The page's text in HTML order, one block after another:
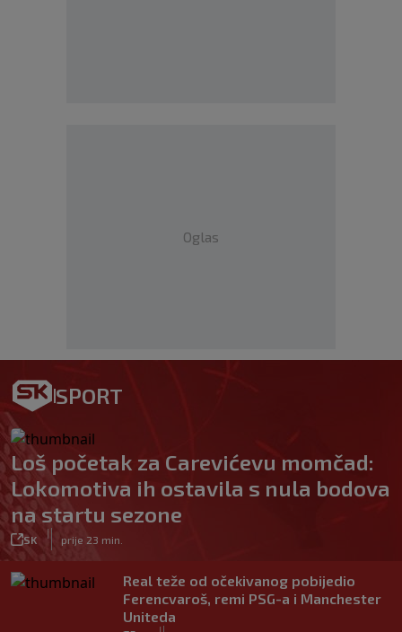
Oglas
SPORT
Loš početak za Carevićevu momčad:
Lokomotiva ih ostavila s nula bodova
na startu sezone
SK
|
prije 23 min.
Real teže od očekivanog pobijedio
Ferencvaroš, remi PSG-a i Manchester
Uniteda